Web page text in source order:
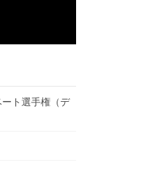
ト選手権（デ